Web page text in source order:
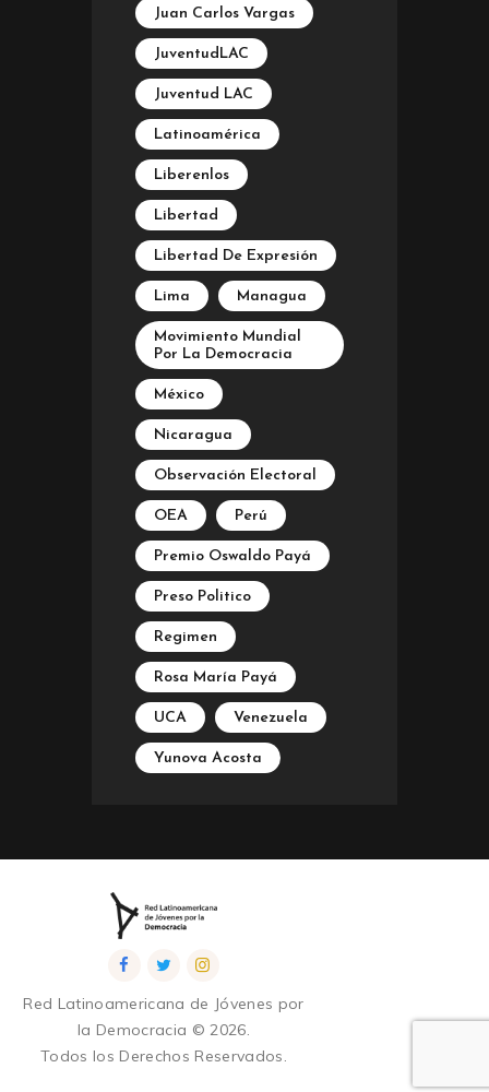
Juan Carlos Vargas
JuventudLAC
Juventud LAC
Latinoamérica
Liberenlos
Libertad
Libertad De Expresión
Lima Managua
Movimiento Mundial
Por La Democracia
México
Nicaragua
Observación Electoral
OEA Perú
Premio Oswaldo Payá
Preso Politico
Regimen
Rosa María Payá
UCA Venezuela
Yunova Acosta
Red Latinoamericana de Jóvenes por
la Democracia © 2026.
Todos los Derechos Reservados.